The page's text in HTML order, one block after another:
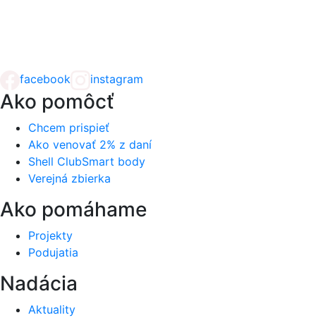
facebook instagram
Ako pomôcť
Chcem prispieť
Ako venovať 2% z daní
Shell ClubSmart body
Verejná zbierka
Ako pomáhame
Projekty
Podujatia
Nadácia
Aktuality